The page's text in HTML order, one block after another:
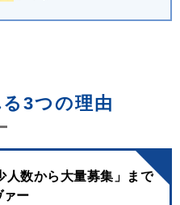
3つの理由
人数から大量募集」まで
ァー